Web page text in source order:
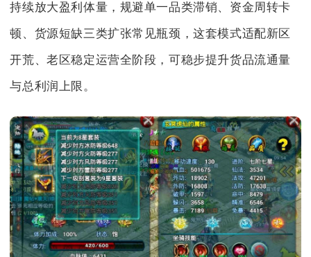
持续放大盈利体量，规避单一品类滞销、资金周转卡
顿、货源短缺三类扩张常见瓶颈，这套模式适配新区
开荒、老区稳定运营全阶段，可稳步提升货品流通量
与总利润上限。